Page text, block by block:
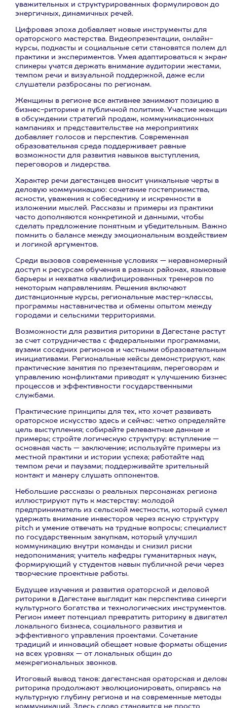
уважительных и структурированных формулировок до
энергичных, динамичных речей.
Цифровая эпоха добавляет новые инструменты для
ораторского мастерства. Видеопрезентации, онлайн-
курсы, подкасты и социальные сети становятся полем
практики и экспериментов. Умея адаптироваться к
спикеры учатся держать внимание аудитории жестами,
темпом речи и визуальной поддержкой, даже если
слушатели разбросаны по регионам.
Женщины в регионе все активнее занимают позицию в
бизнес-риторике и публичной политике. Участие
в обсуждении стратегий продаж, коммуникационных
кампаниях и представительстве на мероприятиях
добавляет голосов и перспектив. Современная
образовательная среда поддерживает равные
возможности для развития навыков выступления,
переговоров и лидерства.
Характер речи дагестанцев вносит уникальные черты в
деловую коммуникацию: сочетание гостеприимства,
ясности, уважения к собеседнику и искренности в
изложении мыслей. Рассказы и примеры из практики
часто дополняются конкретикой и данными, чтобы
сделать предложение понятным и убедительным. Важно
помнить о балансе между эмоциональным
и логикой аргументов.
Среди вызовов современные условиях — неравномерный
доступ к ресурсам обучения в разных районах, языковые
барьеры и нехватка квалифицированных тренеров по
некоторым направлениям. Решения включают
дистанционные курсы, региональные мастер-классы,
программы наставничества и обмены опытом между
городами и сельскими территориями.
Возможности для развития риторики в Дагестане растут
за счет сотрудничества с федеральными программами,
вузами соседних регионов и частными
инициативами. Региональные кейсы демонстрируют, как
практические занятия по презентациям, переговорам и
управлению конфликтами приводят к улучшению
процессов и эффективности государственными
службами.
Практические принципы для тех, кто хочет развивать
ораторское искусство здесь и сейчас: четко определяйте
цель выступления; собирайте релевантные данные и
примеры; стройте логическую структуру: вступление —
основная часть — заключение; используйте примеры из
местной практики и истории успеха; работайте над
темпом речи и паузами; поддерживайте зрительный
контакт и манеру слушать оппонентов.
Небольшие рассказы о реальных персонажах региона
иллюстрируют путь к мастерству: молодой
предприниматель из сельской местности, который сумел
удержать внимание инвесторов через ясную структуру
pitch и умение отвечать на трудные вопросы; специалист
по государственным закупкам, который улучшил
коммуникацию внутри команды и снизил риски
недопонимания; учитель кафедры гуманитарных наук,
формирующий у студентов навык публичной речи через
творческие проектные работы.
Будущее изучения и развития ораторской и деловой
риторики в Дагестане выглядит как перспектива
культурного богатства и технологических инструментов.
Регион имеет потенциал превратить риторику в
локального бизнеса, социального развития и
эффективного управления проектами. Сочетание
традиций и инноваций обещает новые форматы
на всех уровнях — от локальных общин до
межрегиональных звонков.
Итоговый вывод таков: дагестанская ораторская и
риторика продолжают эволюционировать, опираясь на
культурную глубину региона и на современные методы
коммуникаций. Здесь слово становится не просто